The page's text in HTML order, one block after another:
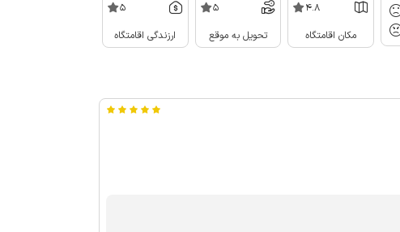
4.8
مکان اقامتگاه
5
تحویل به موقع
5
ارزندگی اقامتگاه